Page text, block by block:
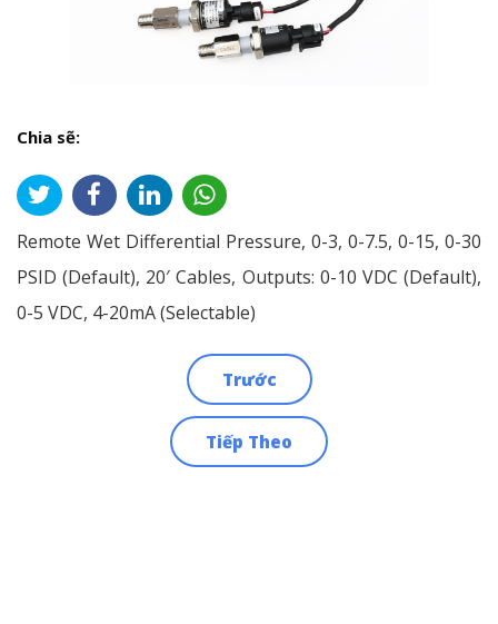
Chia sẽ:
Remote Wet Differential Pressure, 0-3, 0-7.5, 0-15, 0-30
PSID (Default), 20′ Cables, Outputs: 0-10 VDC (Default),
0-5 VDC, 4-20mA (Selectable)
Trước
Tiếp Theo